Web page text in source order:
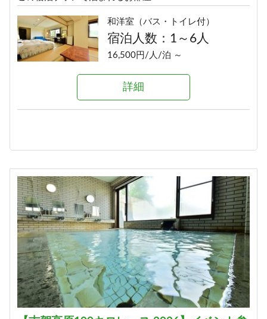
和洋室（バス・トイレ付）
宿泊人数：1～6人
16,500円/人/泊 ～
詳細